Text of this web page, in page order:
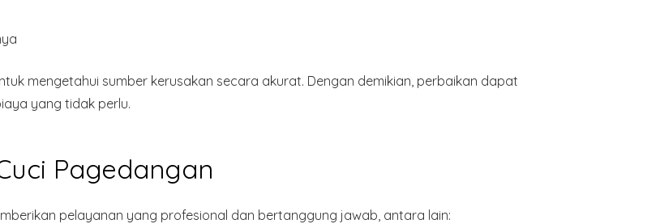
mengetahui sumber kerusakan secara akurat. Dengan demikian, perbaikan dapat
yang tidak perlu.
Pagedangan
pelayanan yang profesional dan bertanggung jawab, antara lain: